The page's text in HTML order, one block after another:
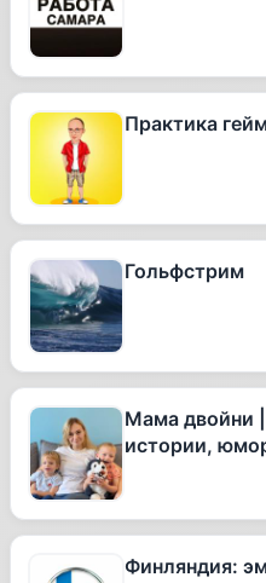
Практика
Гольфстрим
Мама двойни
истории,
Финляндия: